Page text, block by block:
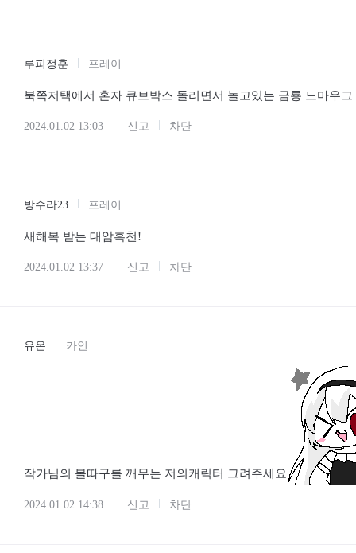
루피정훈 프레이
북쪽저택에서 혼자 큐브박스 돌리면서 놀고있는 금룡 느마우그
2024.01.02 13:03 신고 차단
방수라23 프레이
새해복 받는 대암흑천!
2024.01.02 13:37 신고 차단
유온 카인
작가님의 볼따구를 깨무는 저의캐릭터 그려주세요
2024.01.02 14:38 신고 차단